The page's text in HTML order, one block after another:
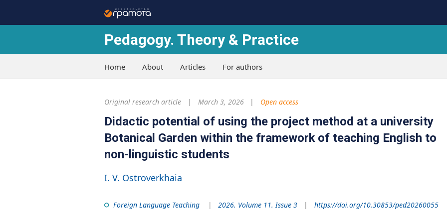
Pedagogy. Theory & Practice
Home About Articles For authors
Original research article March 3, 2026 Open access
Didactic potential of using the project method at a university
Botanical Garden within the framework of teaching English to
non-linguistic students
I. V. Ostroverkhaia
Foreign Language Teaching 2026. Volume 11. Issue 3 https://doi.org/10.30853/ped20260055